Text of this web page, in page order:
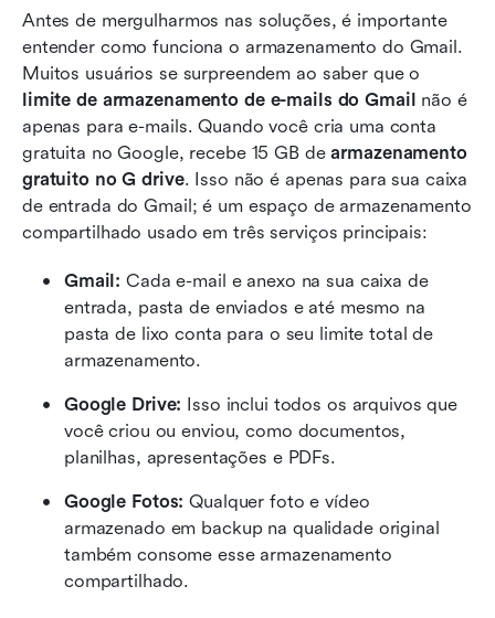
Antes de mergulharmos nas soluções, é importante
entender como funciona o armazenamento do Gmail.
limite de armazenamento de e-mails do Gmail não é
apenas para e-mails. Quando você cria uma conta
gratuita no Google, recebe 15 GB de armazenamento
gratuito no G drive. Isso não é apenas para sua caixa
de entrada do Gmail; é um espaço de armazenamento
compartilhado usado em três serviços principais:
Gmail: Cada e-mail e anexo na sua caixa de
entrada, pasta de enviados e até mesmo na
pasta de lixo conta para o seu limite total de
armazenamento.
Google Drive: Isso inclui todos os arquivos que
você criou ou enviou, como documentos,
planilhas, apresentações e PDFs.
Google Fotos: Qualquer foto e vídeo
armazenado em backup na qualidade original
também consome esse armazenamento
compartilhado.